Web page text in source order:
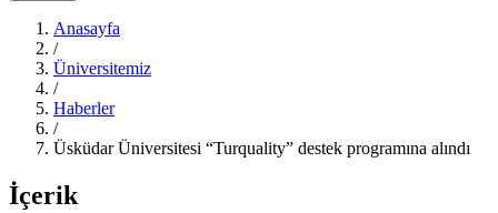
Anasayfa
/
Üniversitemiz
/
Haberler
/
Üsküdar Üniversitesi “Turquality” destek programına alındı
İçerik